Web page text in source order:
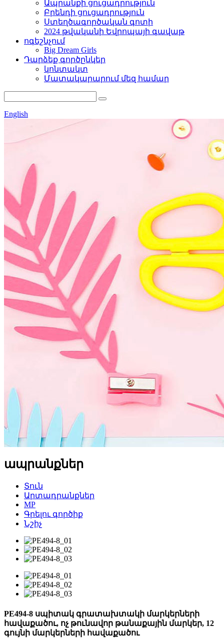
Ապրանքի ցուցադրություն
Բրենդի ցուցադրություն
Ստեղծագործական գոտի
2024 թվականի Եվրոպայի գավաթ
ոգեշնչում
Big Dream Girls
Դարձեք գործընկեր
կոնտակտ
Մատակարարում մեզ համար
English
ապրանքներ
Տուն
Արտադրանքներ
MP
Գրելու գործիք
Նշիչ
PE494-8 սպիտակ գրատախտակի մարկերների
հավաքածու, ոչ թունավոր թանաքային մարկեր, 12
գույնի մարկերների հավաքածու